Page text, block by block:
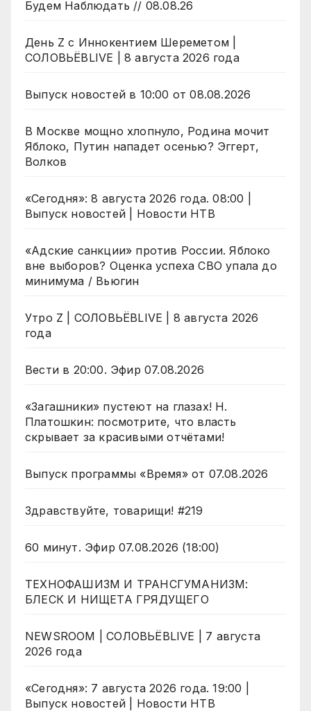
Будем Наблюдать // 08.08.26
День Z с Иннокентием Шереметом |
СОЛОВЬЁВLIVE | 8 августа 2026 года
Выпуск новостей в 10:00 от 08.08.2026
В Москве мощно хлопнуло, Родина мочит
Яблоко, Путин нападет осенью? Эггерт,
Волков
«Сегодня»: 8 августа 2026 года. 08:00 |
Выпуск новостей | Новости НТВ
«Адские санкции» против России. Яблоко
вне выборов? Оценка успеха СВО упала до
минимума / Вьюгин
Утро Z | СОЛОВЬЁВLIVE | 8 августа 2026
года
Вести в 20:00. Эфир 07.08.2026
«Загашники» пустеют на глазах! Н.
Платошкин: посмотрите, что власть
скрывает за красивыми отчётами!
Выпуск программы «Время» от 07.08.2026
Здравствуйте, товарищи! #219
60 минут. Эфир 07.08.2026 (18:00)
ТЕХНОФАШИЗМ И ТРАНСГУМАНИЗМ:
БЛЕСК И НИЩЕТА ГРЯДУЩЕГО
NEWSROOM | СОЛОВЬЁВLIVE | 7 августа
2026 года
«Сегодня»: 7 августа 2026 года. 19:00 |
Выпуск новостей | Новости НТВ